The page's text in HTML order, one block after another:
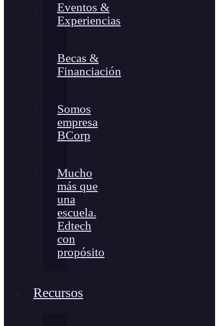
Eventos &
Experiencias
Becas &
Financiación
Somos
empresa
BCorp
Mucho
más que
una
escuela.
Edtech
con
propósito
Recursos